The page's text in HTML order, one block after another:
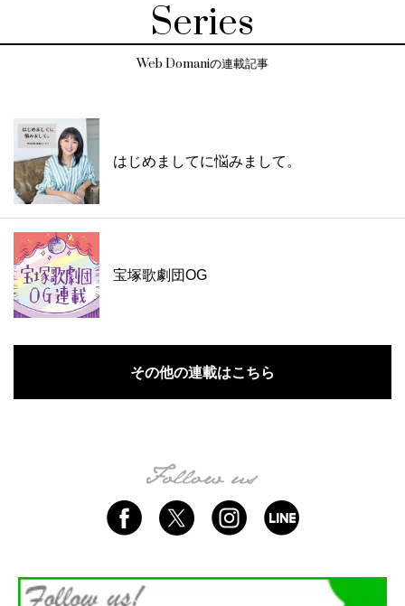
Series
Web Domaniの連載記事
はじめましてに悩みまして。
宝塚歌劇団OG
その他の連載はこちら